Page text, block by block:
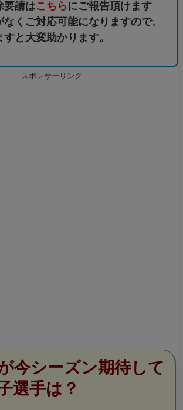
要請はこちら にご報告頂けます
なくご対応可能になりますので、
と大変助かります。
スポンサーリンク
今シーズン期待して
選手は？